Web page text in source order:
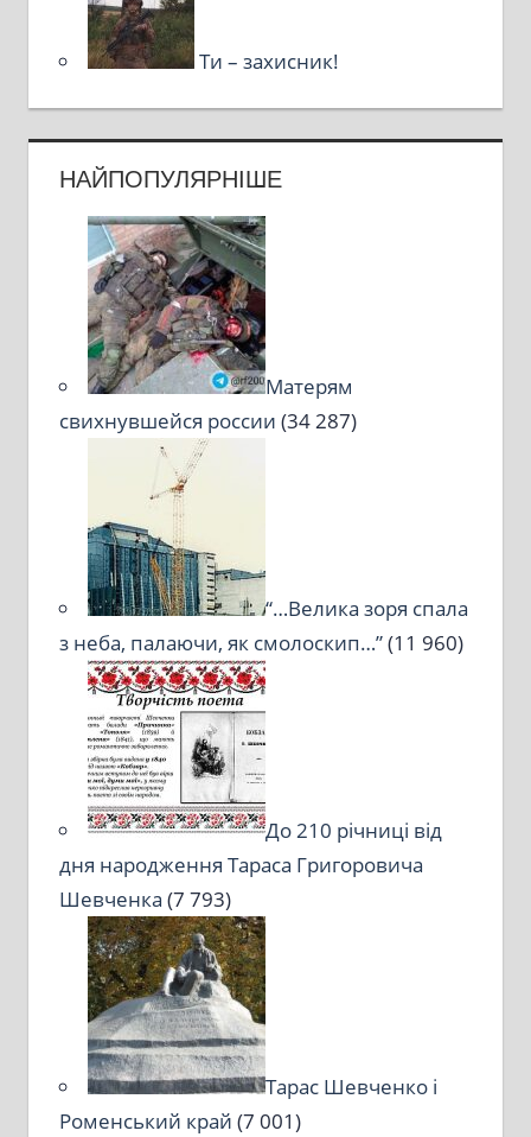
Ти – захисник!
НАЙПОПУЛЯРНІШЕ
Матерям
свихнувшейся россии (34 287)
“…Велика зоря спала
з неба, палаючи, як смолоскип…”(11 960)
До 210 річниці від
дня народження Тараса Григоровича
Шевченка (7 793)
Тарас Шевченко і
Роменський край (7 001)